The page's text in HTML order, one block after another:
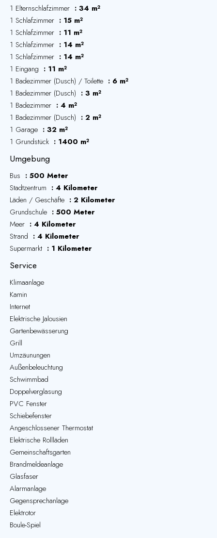
1 Elternschlafzimmer
34 m²
1 Schlafzimmer
15 m²
1 Schlafzimmer
11 m²
1 Schlafzimmer
14 m²
1 Schlafzimmer
14 m²
1 Eingang
11 m²
1 Badezimmer (Dusch) / Toilette
6 m²
1 Badezimmer (Dusch)
3 m²
1 Badezimmer
4 m²
1 Badezimmer (Dusch)
2 m²
1 Garage
32 m²
1 Grundstück
1400 m²
Umgebung
Bus
500 Meter
Stadtzentrum
4 Kilometer
Läden / Geschäfte
2 Kilometer
Grundschule
500 Meter
Meer
4 Kilometer
Strand
4 Kilometer
Supermarkt
1 Kilometer
Service
Klimaanlage
Kamin
Internet
Elektrische Jalousien
Gartenbewässerung
Grill
Umzäunungen
Außenbeleuchtung
Schwimmbad
Doppelverglasung
PVC Fenster
Schiebefenster
Angeschlossener Thermostat
Elektrische Rollläden
Gemeinschaftsgarten
Brandmeldeanlage
Glasfaser
Alarmanlage
Gegensprechanlage
Elektrotor
Boule-Spiel